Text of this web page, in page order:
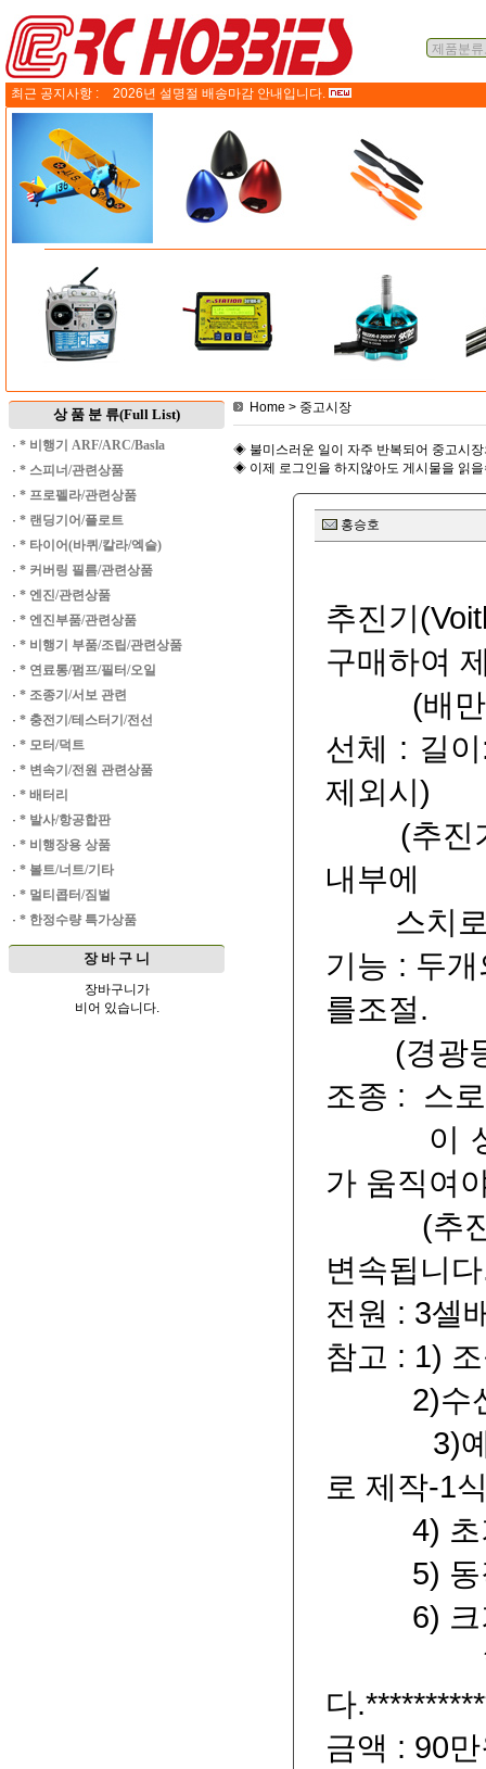
최근 공지사항 : 2026년 설명절 배송마감 안내입니다.
상 품 분 류(Full List)
· * 비행기 ARF/ARC/Basla
· * 스피너/관련상품
· * 프로펠라/관련상품
· * 랜딩기어/플로트
· * 타이어(바퀴/칼라/엑슬)
· * 커버링 필름/관련상품
· * 엔진/관련상품
· * 엔진부품/관련상품
· * 비행기 부품/조립/관련상품
· * 연료통/펌프/필터/오일
· * 조종기/서보 관련
· * 충전기/테스터기/전선
· * 모터/덕트
· * 변속기/전원 관련상품
· * 배터리
· * 발사/항공합판
· * 비행장용 상품
· * 볼트/너트/기타
· * 멀티콥터/짐벌
· * 한정수량 특가상품
장 바 구 니
장바구니가
비어 있습니다.
Home > 중고시장
◈ 불미스러운 일이 자주 반복되어 중고시
◈ 이제 로그인을 하지않아도 게시물을 읽
홍승호
추진기
구매하여
(배만드
선체 : 길
제외시)
(추진기
내부에
스치로
기능 : 두
를조절.
(경광등/
조종 : 스
이 상태
가 움직여
(추진기
변속됩니
전원 : 3셀
참고 : 1)
2)수신
3)예비
로 제작-1
4) 초기
5) 동작
6) 크기
다
금액 : 90